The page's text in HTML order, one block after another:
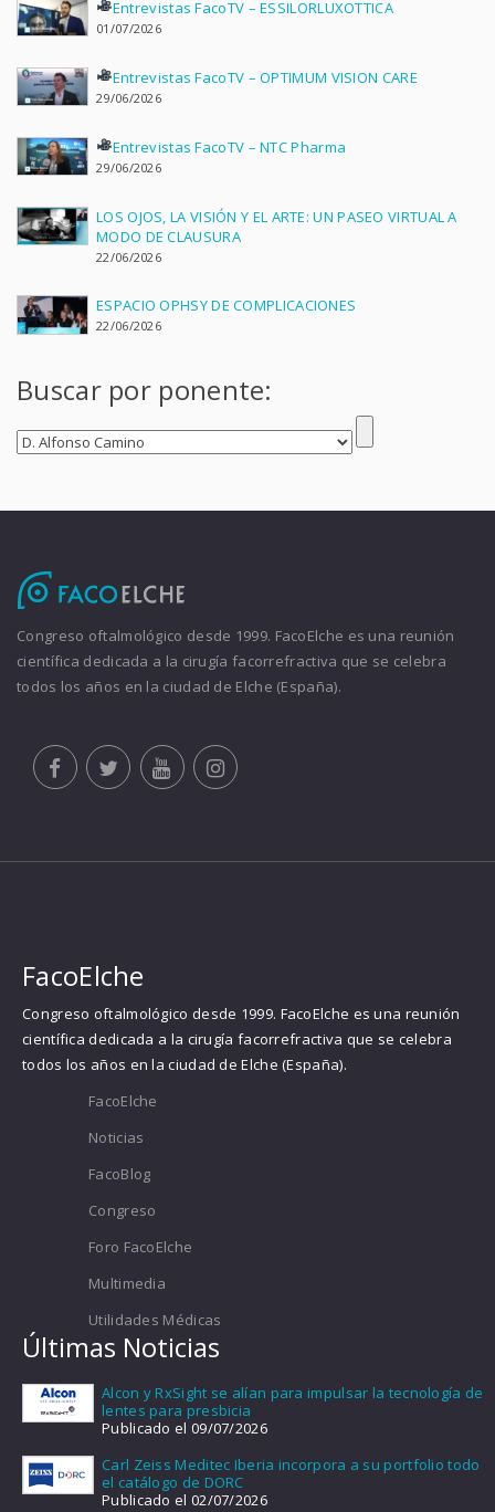
Entrevistas FacoTV – ESSILORLUXOTTICA
01/07/2026
Entrevistas FacoTV – OPTIMUM VISION CARE
29/06/2026
Entrevistas FacoTV – NTC Pharma
29/06/2026
LOS OJOS, LA VISIÓN Y EL ARTE: UN PASEO VIRTUAL A
MODO DE CLAUSURA
22/06/2026
ESPACIO OPHSY DE COMPLICACIONES
22/06/2026
Buscar por ponente:
Congreso oftalmológico desde 1999. FacoElche es una reunión
científica dedicada a la cirugía facorrefractiva que se celebra
todos los años en la ciudad de Elche (España).
FacoElche
Congreso oftalmológico desde 1999. FacoElche es una reunión
científica dedicada a la cirugía facorrefractiva que se celebra
todos los años en la ciudad de Elche (España).
FacoElche
Noticias
FacoBlog
Congreso
Foro FacoElche
Multimedia
Utilidades Médicas
Últimas Noticias
Alcon y RxSight se alían para impulsar la tecnología de
lentes para presbicia
Publicado el 09/07/2026
Carl Zeiss Meditec Iberia incorpora a su portfolio todo
el catálogo de DORC
Publicado el 02/07/2026